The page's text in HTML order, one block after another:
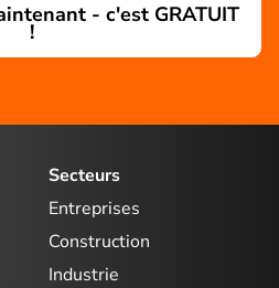
- c'est GRATUIT
!
Secteurs
Entreprises
Construction
Industrie